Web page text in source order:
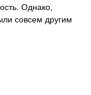
Однако,
совсем другим